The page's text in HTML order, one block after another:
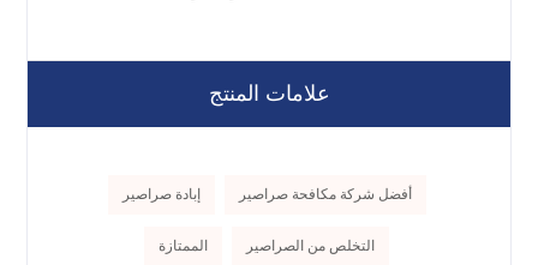
علامات المنتج
أفضل شركة مكافحة صراصير إبادة صراصير
التخلص من الصراصير الممتازة